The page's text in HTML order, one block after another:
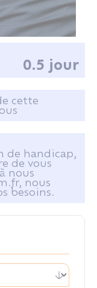
0.5 jour
cette
de handicap,
de vous
nous
nous
besoins.